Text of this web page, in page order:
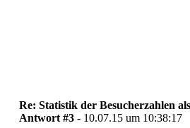
Re: Statistik der Besucherzahlen
Antwort #3 - 10.07.15 um 10:38:17